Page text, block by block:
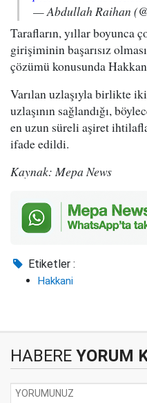
— Abdullah Raihan
Tarafların, yıllar boyunca
girişiminin başarısız
çözümü konusunda
Varılan uzlaşıyla birlikte
uzlaşının sağlandığı,
en uzun süreli aşiret
ifade edildi.
Kaynak: Mepa News
Etiketler :
Hakkani
HABERE YORUM